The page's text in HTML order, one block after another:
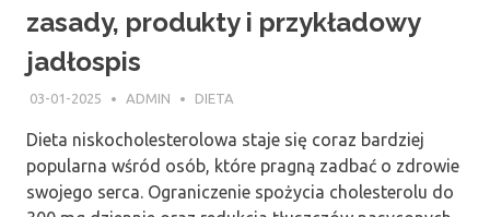
zasady, produkty i przykładowy
jadłospis
03-01-2025 ADMIN DIETA
Dieta niskocholesterolowa staje się coraz bardziej
popularna wśród osób, które pragną zadbać o zdrowie
swojego serca. Ograniczenie spożycia cholesterolu do